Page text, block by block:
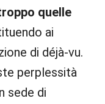
quelle
ai
di déjà-vu.
perplessità
sede di